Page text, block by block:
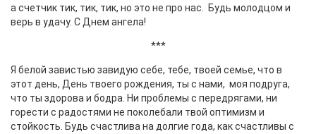
а счетчик тик, тик, тик, но это не про нас. Будь молодцом и
верь в удачу. С Днем ангела!
***
Я белой завистью завидую себе, тебе, твоей семье, что в
этот день, День твоего рождения, ты с нами, моя подруга,
что ты здорова и бодра. Ни проблемы с передрягами, ни
горести с радостями не поколебали твой оптимизм и
стойкость. Будь счастлива на долгие года, как счастливы с